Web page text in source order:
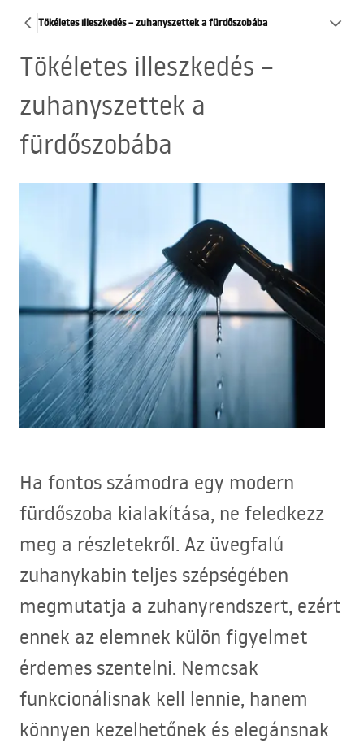
Tökéletes illeszkedés – zuhanyszettek a fürdőszobába
Tökéletes illeszkedés –
zuhanyszettek a
fürdőszobába
Ha fontos számodra egy modern
fürdőszoba kialakítása, ne feledkezz
meg a részletekről. Az üvegfalú
zuhanykabin teljes szépségében
megmutatja a zuhanyrendszert, ezért
ennek az elemnek külön figyelmet
érdemes szentelni. Nemcsak
funkcionálisnak kell lennie, hanem
könnyen kezelhetőnek és elegánsnak